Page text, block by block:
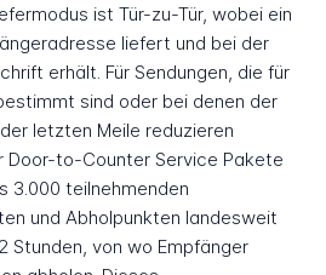
ist Tür-zu-Tür, wobei ein
liefert und bei der
erhält. Für Sendungen, die für
sind oder bei denen der
letzten Meile reduzieren
Door-to-Counter Service Pakete
3.000 teilnehmenden
und Abholpunkten landesweit
Stunden, von wo Empfänger